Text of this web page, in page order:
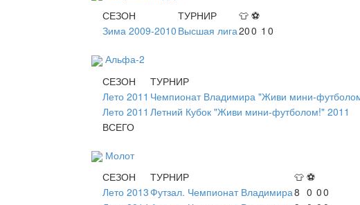
СЕЗОН
ТУРНИР 👕 ⚽
Зима 2009-2010 Высшая лига200 1 0
Альфа-2
СЕЗОН
ТУРНИР
Лето 2011 Чемпионат Владимира "Живи мини-
Лето 2011 Летний Кубок "Живи мини-футболом!" 2011
ВСЕГО
Молот
СЕЗОН
ТУРНИР 👕 ⚽
Лето 2013Футзал. Чемпионат Владимира8 0 00